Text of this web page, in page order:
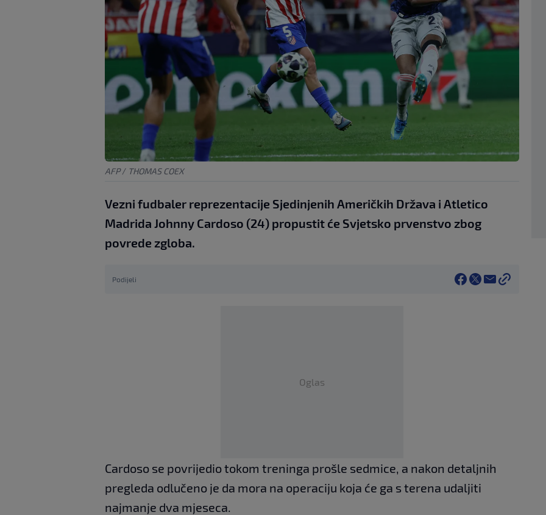
AFP / THOMAS COEX
Vezni fudbaler reprezentacije Sjedinjenih Američkih Država i Atletico
Madrida Johnny Cardoso (24) propustit će Svjetsko prvenstvo zbog
povrede zgloba.
Podijeli
Oglas
Cardoso se povrijedio tokom treninga prošle sedmice, a nakon detaljnih
pregleda odlučeno je da mora na operaciju koja će ga s terena udaljiti
najmanje dva mjeseca.